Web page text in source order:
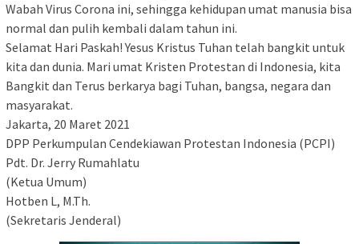
Wabah Virus Corona ini, sehingga kehidupan umat manusia bisa
normal dan pulih kembali dalam tahun ini.
Selamat Hari Paskah! Yesus Kristus Tuhan telah bangkit untuk
kita dan dunia. Mari umat Kristen Protestan di Indonesia, kita
Bangkit dan Terus berkarya bagi Tuhan, bangsa, negara dan
masyarakat.
Jakarta, 20 Maret 2021
DPP Perkumpulan Cendekiawan Protestan Indonesia (PCPI)
Pdt. Dr. Jerry Rumahlatu
(Ketua Umum)
Hotben L, M.Th.
(Sekretaris Jenderal)